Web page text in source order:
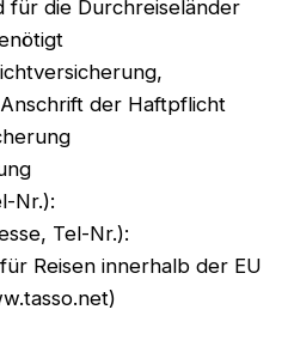
für die Durchreiseländer
der Haftpflicht
Nr.):
Tel-Nr.):
Reisen innerhalb der EU